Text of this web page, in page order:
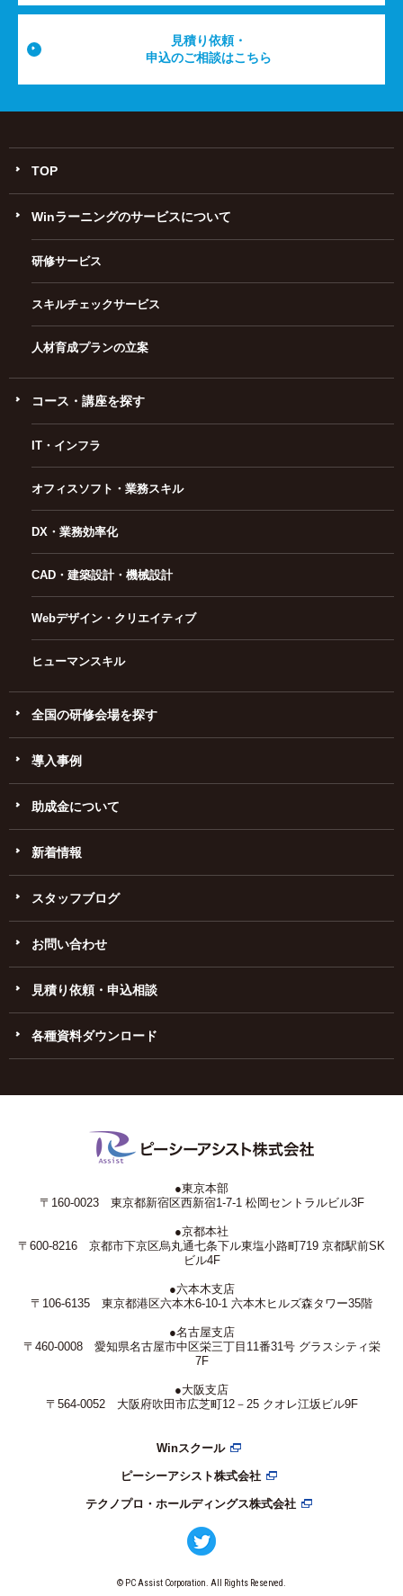
見積り依頼・
申込のご相談はこちら
TOP
Winラーニングのサービスについて
研修サービス
スキルチェックサービス
人材育成プランの立案
コース・講座を探す
IT・インフラ
オフィスソフト・業務スキル
DX・業務効率化
CAD・建築設計・機械設計
Webデザイン・クリエイティブ
ヒューマンスキル
全国の研修会場を探す
導入事例
助成金について
新着情報
スタッフブログ
お問い合わせ
見積り依頼・申込相談
各種資料ダウンロード
●東京本部
〒160-0023 東京都新宿区西新宿1-7-1 松岡セントラルビル3F
●京都本社
〒600-8216 京都市下京区烏丸通七条下ル東塩小路町719 京都駅前SK
ビル4F
●六本木支店
〒106-6135 東京都港区六本木6-10-1 六本木ヒルズ森タワー35階
●名古屋支店
〒460-0008 愛知県名古屋市中区栄三丁目11番31号 グラスシティ栄
7F
●大阪支店
〒564-0052 大阪府吹田市広芝町12－25 クオレ江坂ビル9F
Winスクール
ピーシーアシスト株式会社
テクノプロ・ホールディングス株式会社
© PC Assist Corporation. All Rights Reserved.